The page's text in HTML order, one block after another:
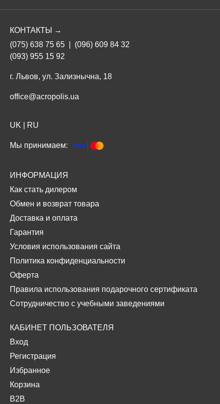
КОНТАКТЫ →
(075) 638 75 65
(096) 609 84 32
(093) 955 15 92
г. Львов, ул. Зализнычна, 18
office@acropolis.ua
UK RU
Мы принимаем:
ИНФОРМАЦИЯ
Как стать дилером
Обмен и возврат товара
Доставка и оплата
Гарантия
Условия использования сайта
Политика конфиденциальности
Оферта
Правила использования подарочного сертификата
Сотрудничество с учебными заведениями
КАБИНЕТ ПОЛЬЗОВАТЕЛЯ
Вход
Регистрация
Избранное
Корзина
B2B